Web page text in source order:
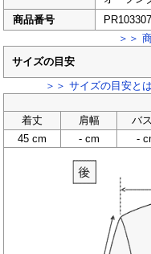
商品番号
＞＞ 商品に関す
サイズの目安
＞＞ サイズの目安とは
着丈
肩幅 バ
45 cm
- cm -